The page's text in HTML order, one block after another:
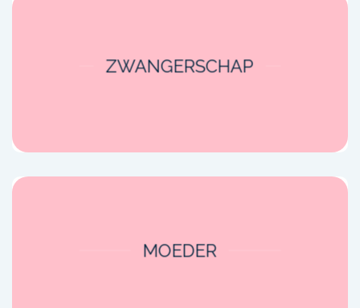
ZWANGERSCHAP
MOEDER